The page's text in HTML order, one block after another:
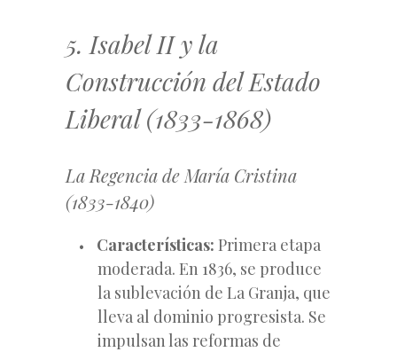
5. Isabel II y la
Construcción del Estado
Liberal (1833-1868)
La Regencia de María Cristina
(1833-1840)
Características: Primera etapa
moderada. En 1836, se produce
la sublevación de La Granja, que
lleva al dominio progresista. Se
impulsan las reformas de